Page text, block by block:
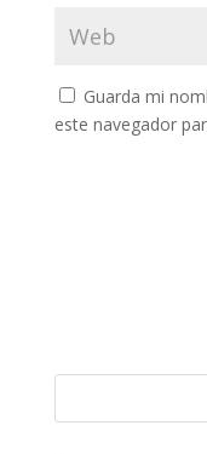
Guarda mi
este navegador